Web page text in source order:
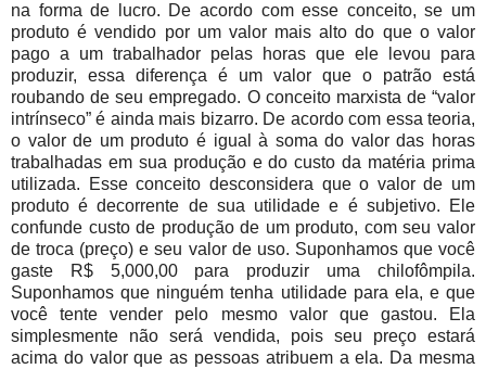
na forma de lucro. De acordo com esse conceito, se um
produto é vendido por um valor mais alto do que o valor
pago a um trabalhador pelas horas que ele levou para
produzir, essa diferença é um valor que o patrão está
roubando de seu empregado. O conceito marxista de “valor
intrínseco” é ainda mais bizarro. De acordo com essa teoria,
o valor de um produto é igual à soma do valor das horas
trabalhadas em sua produção e do custo da matéria prima
utilizada. Esse conceito desconsidera que o valor de um
produto é decorrente de sua utilidade e é subjetivo. Ele
confunde custo de produção de um produto, com seu valor
de troca (preço) e seu valor de uso. Suponhamos que você
gaste R$ 5,000,00 para produzir uma chilofômpila.
Suponhamos que ninguém tenha utilidade para ela, e que
você tente vender pelo mesmo valor que gastou. Ela
simplesmente não será vendida, pois seu preço estará
acima do valor que as pessoas atribuem a ela. Da mesma